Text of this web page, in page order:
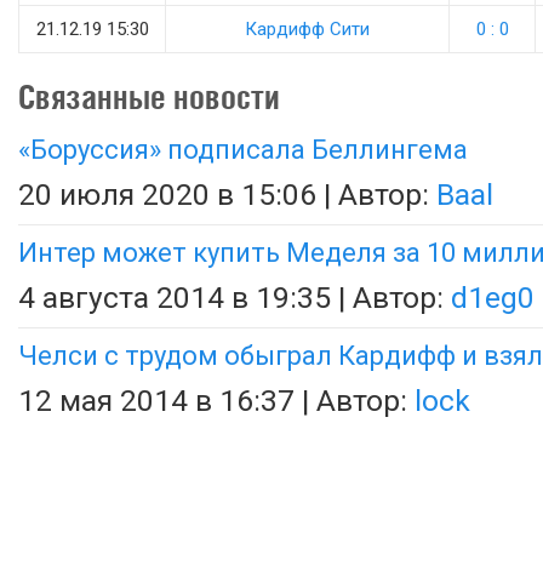
21.12.19 15:30 Кардифф Сити 0 : 0
Связанные новости
«Боруссия» подписала Беллингема
20 июля 2020 в 15:06 | Автор: Baal
Интер может купить Меделя за 10
4 августа 2014 в 19:35 | Автор: d1eg0
Челси с трудом обыграл Кардифф и взял
12 мая 2014 в 16:37 | Автор: lock